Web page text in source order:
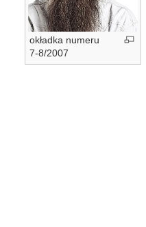
okładka numeru
7-8/2007